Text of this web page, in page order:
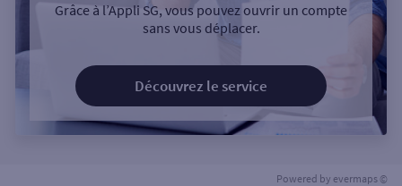
Grâce à l’Appli SG, vous pouvez ouvrir un compte
sans vous déplacer.
Découvrez le service
Powered by evermaps ©